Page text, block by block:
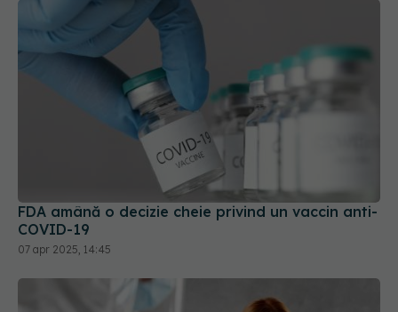
FDA amână o decizie cheie privind un vaccin anti-
COVID-19
07 apr 2025, 14:45